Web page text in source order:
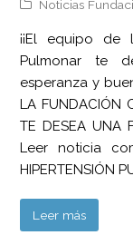
Noticias
¡¡El equipo de
Pulmonar te
esperanza y
LA FUNDACIÓN
TE DESEA UNA
Leer noticia
HIPERTENSIÓN
Leer más